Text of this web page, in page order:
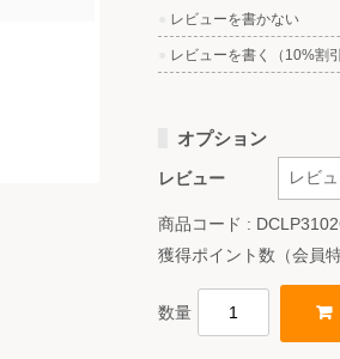
レビューを書かない
レビューを書く（10%割引
オプション
レビュー
商品コード :
獲得ポイント数（会員
数量